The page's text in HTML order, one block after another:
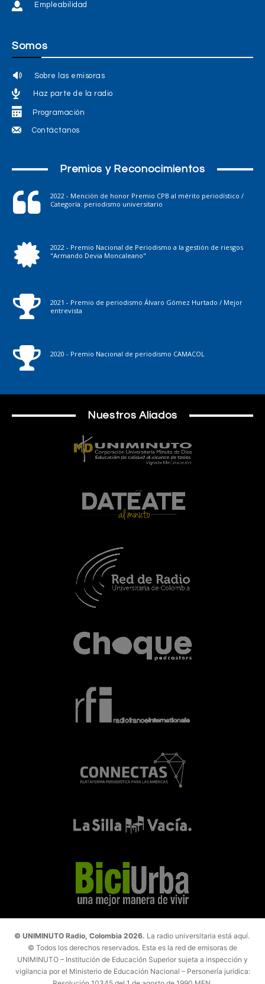
Empleabilidad
Somos
Sobre las emisoras
Haz parte de la radio
Programación
Contáctanos
Premios y Reconocimientos
2022 - Mención de honor Premio CPB al mérito periodístico /
Categoría: periodismo universitario
2022 - Premio Nacional de Periodismo a la gestión de riesgos
"Armando Devia Moncaleano"
2021 - Premio de periodismo Álvaro Gómez Hurtado / Mejor
entrevista
2020 - Premio Nacional de periodismo CAMACOL
Nuestros Aliados
© UNIMINUTO Radio, Colombia 2026. La radio universitaria está aquí.
© Todos los derechos reservados. Esta es la red de emisoras de
UNIMINUTO – Institución de Educación Superior sujeta a inspección y
vigilancia por el Ministerio de Educación Nacional – Personería jurídica: